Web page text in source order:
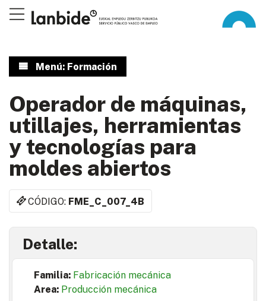
Menú: Formación
Operador de máquinas,
utillajes, herramientas
y tecnologías para
moldes abiertos
CÓDIGO: FME_C_007_4B
Detalle:
Familia: Fabricación mecánica
Area: Producción mecánica